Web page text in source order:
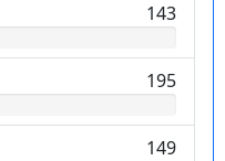
143
195
149